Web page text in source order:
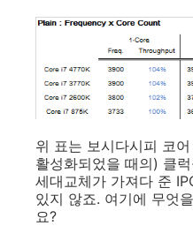
위 표는 보시다시피 코
활성화되었을 때의) 클
세대교체가 가져다 준
있지 않죠. 여기에 무엇
요?